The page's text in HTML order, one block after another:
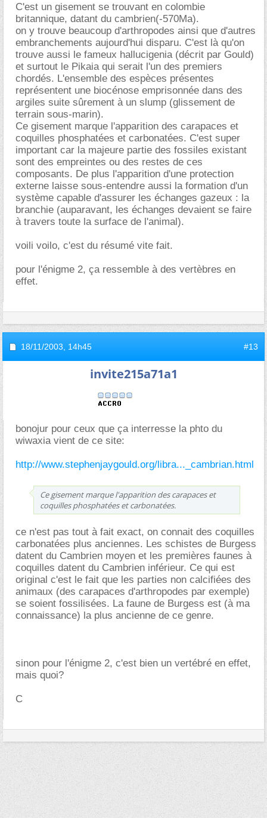
C'est un gisement se trouvant en colombie
britannique, datant du cambrien(-570Ma).
on y trouve beaucoup d'arthropodes ainsi que d'autres
embranchements aujourd'hui disparu. C'est là qu'on
trouve aussi le fameux hallucigenia (décrit par Gould)
et surtout le Pikaia qui serait l'un des premiers
chordés. L'ensemble des espèces présentes
représentent une biocénose emprisonnée dans des
argiles suite sûrement à un slump (glissement de
terrain sous-marin).
Ce gisement marque l'apparition des carapaces et
coquilles phosphatées et carbonatées. C'est super
important car la majeure partie des fossiles existant
sont des empreintes ou des restes de ces
composants. De plus l'apparition d'une protection
externe laisse sous-entendre aussi la formation d'un
système capable d'assurer les échanges gazeux : la
branchie (auparavant, les échanges devaient se faire
à travers toute la surface de l'animal).
voili voilo, c'est du résumé vite fait.
pour l'énigme 2, ça ressemble à des vertèbres en
effet.
18/11/2003, 14h45 #13
invite215a71a1
bonojur pour ceux que ça interresse la phto du
wiwaxia vient de ce site:
http://www.stephenjaygould.org/libra..._cambrian.html
Ce gisement marque l'apparition des carapaces et
coquilles phosphatées et carbonatées.
ce n'est pas tout à fait exact, on connait des coquilles
carbonatées plus anciennes. Les schistes de Burgess
datent du Cambrien moyen et les premières faunes à
coquilles datent du Cambrien inférieur. Ce qui est
original c'est le fait que les parties non calcifiées des
animaux (des carapaces d'arthropodes par exemple)
se soient fossilisées. La faune de Burgess est (à ma
connaissance) la plus ancienne de ce genre.
sinon pour l'énigme 2, c'est bien un vertébré en effet,
mais quoi?
C